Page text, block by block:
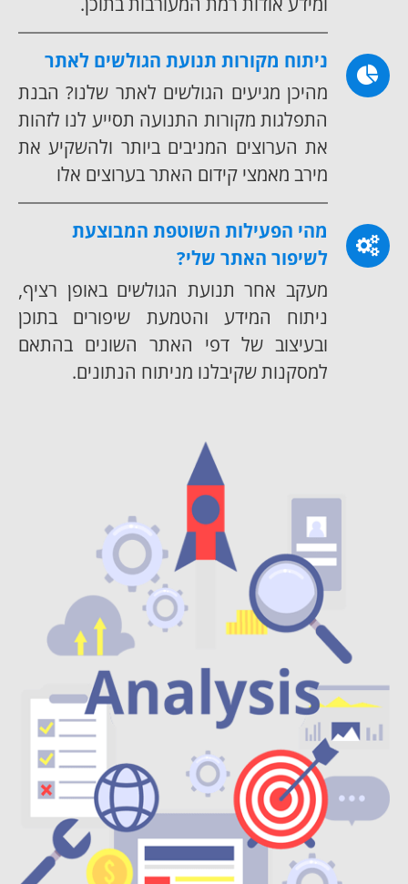
ניתוח מקורות תנועת הגולשים לאתר
מהיכן מגיעים הגולשים לאתר שלנו? הבנת
התפלגות מקורות התנועה תסייע לנו לזהות
את הערוצים המניבים ביותר ולהשקיע את
מירב מאמצי קידום האתר בערוצים אלו
מהי הפעילות השוטפת המבוצעת
לשיפור האתר שלי?
מעקב אחר תנועת הגולשים באופן רציף,
ניתוח המידע והטמעת שיפורים בתוכן
ובעיצוב של דפי האתר השונים בהתאם
למסקנות שקיבלנו מניתוח הנתונים.